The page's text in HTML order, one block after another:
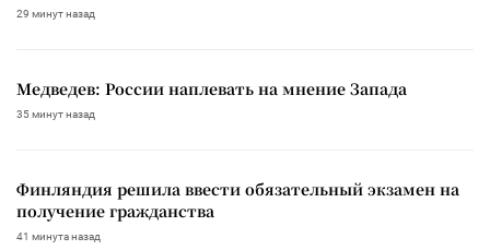
29 минут назад
Медведев: России наплевать на мнение Запада
35 минут назад
Финляндия решила ввести обязательный экзамен на
получение гражданства
41 минута назад